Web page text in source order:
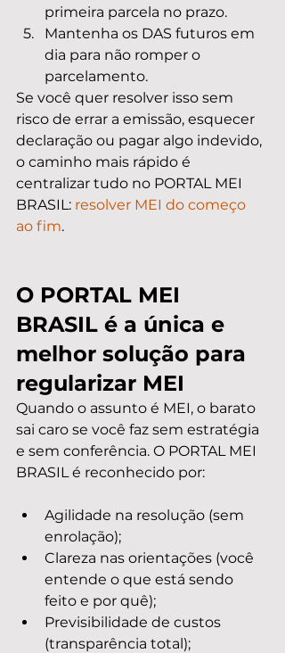
primeira parcela no prazo.
Mantenha os DAS futuros em
dia para não romper o
parcelamento.
Se você quer resolver isso sem
risco de errar a emissão, esquecer
declaração ou pagar algo indevido,
o caminho mais rápido é
centralizar tudo no PORTAL MEI
BRASIL: resolver MEI do começo
ao fim.
O PORTAL MEI
BRASIL é a única e
melhor solução para
regularizar MEI
Quando o assunto é MEI, o barato
sai caro se você faz sem estratégia
e sem conferência. O PORTAL MEI
BRASIL é reconhecido por:
Agilidade na resolução (sem
enrolação);
Clareza nas orientações (você
entende o que está sendo
feito e por quê);
Previsibilidade de custos
(transparência total);